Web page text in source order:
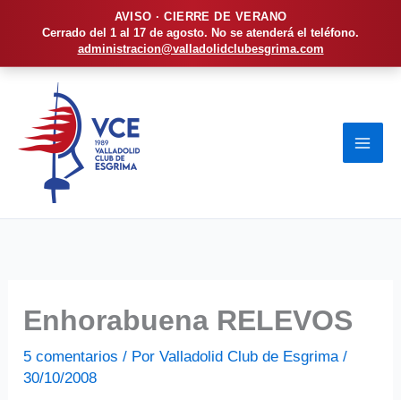
AVISO · CIERRE DE VERANO
Cerrado del 1 al 17 de agosto. No se atenderá el teléfono.
administracion@valladolidclubesgrima.com
contenido
Enhorabuena RELEVOS
5 comentarios / PorValladolid Club de Esgrima/
30/10/2008